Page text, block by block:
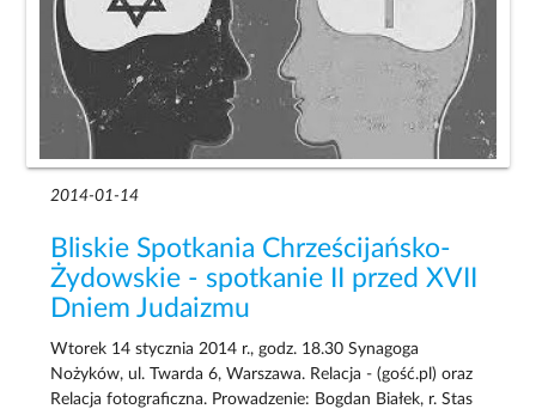
2014-01-14
Bliskie Spotkania Chrześcijańsko-
Żydowskie - spotkanie II przed XVII
Dniem Judaizmu
Wtorek 14 stycznia 2014 r., godz. 18.30 Synagoga
Nożyków, ul. Twarda 6, Warszawa. Relacja - (gość.pl) oraz
Relacja fotograficzna. Prowadzenie: Bogdan Białek, r. Stas